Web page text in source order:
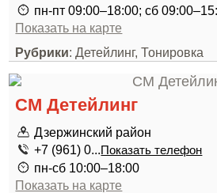
пн-пт 09:00–18:00; сб
Показать на карте
Рубрики: Детейлинг, Тонировка
СМ Детейлинг
Дзержинский район
+7 (961) 0...Показать телефон
пн-сб 10:00–18:00
Показать на карте